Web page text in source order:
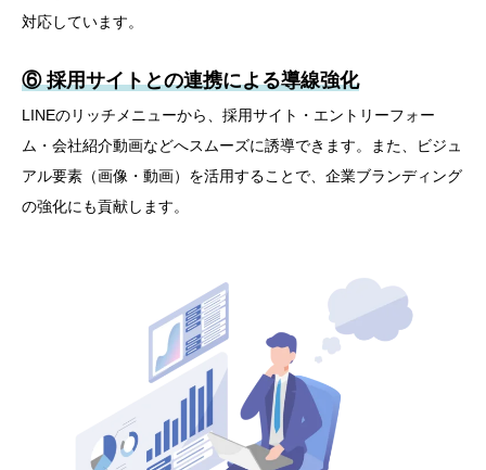
対応しています。
⑥ 採用サイトとの連携による導線強化
LINEのリッチメニューから、採用サイト・エントリーフォー
ム・会社紹介動画などへスムーズに誘導できます。また、ビジュ
アル要素（画像・動画）を活用することで、企業ブランディング
の強化にも貢献します。